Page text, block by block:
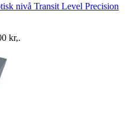
nivå Transit Level Precision
kr,.